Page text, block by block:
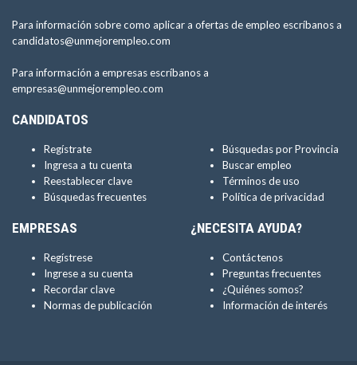
Para información sobre como aplicar a ofertas de empleo escríbanos a
candidatos@unmejorempleo.com
Para información a empresas escríbanos a
empresas@unmejorempleo.com
CANDIDATOS
Regístrate
Ingresa a tu cuenta
Reestablecer clave
Búsquedas frecuentes
Búsquedas por Provincia
Buscar empleo
Términos de uso
Política de privacidad
EMPRESAS
Regístrese
Ingrese a su cuenta
Recordar clave
Normas de publicación
¿NECESITA AYUDA?
Contáctenos
Preguntas frecuentes
¿Quiénes somos?
Información de interés